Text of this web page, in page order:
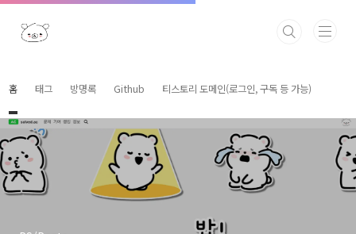
본문 바로가기
홈 태그 방명록 Github 티스토리 도메인(로그인, 구독 등 가능)